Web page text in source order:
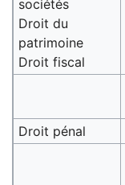
sociétés
Droit du
patrimoine
Droit fiscal
Droit pénal